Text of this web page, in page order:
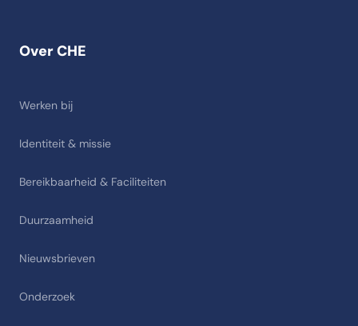
Over CHE
Werken bij
Identiteit & missie
Bereikbaarheid & Faciliteiten
Duurzaamheid
Nieuwsbrieven
Onderzoek